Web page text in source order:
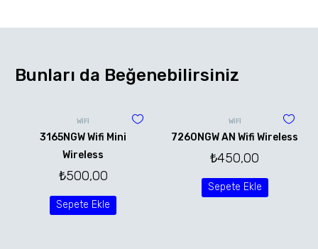
Bunları da Beğenebilirsiniz
WİFİ
3165NGW Wifi Mini
Wireless
₺500,00
Sepete Ekle
WİFİ
7260NGW AN Wifi Wireless
₺450,00
Sepete Ekle